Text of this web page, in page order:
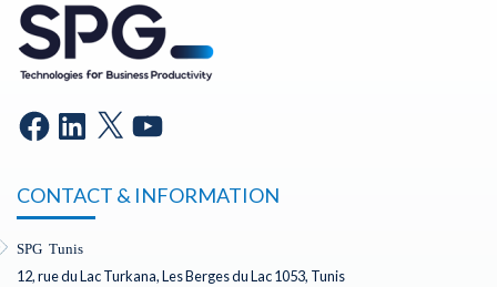
CONTACT & INFORMATION
SPG Tunis
12, rue du Lac Turkana, Les Berges du Lac 1053, Tunis